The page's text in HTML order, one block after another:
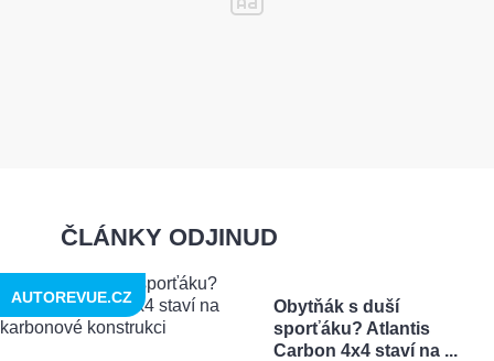
ČLÁNKY ODJINUD
Obytňák s duší
sporťáku? Atlantis
Carbon 4x4 staví na ...
AUTOREVUE.CZ